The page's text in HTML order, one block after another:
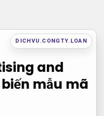
DICHVU.CONGTY.LOAN
and
mẫu mã